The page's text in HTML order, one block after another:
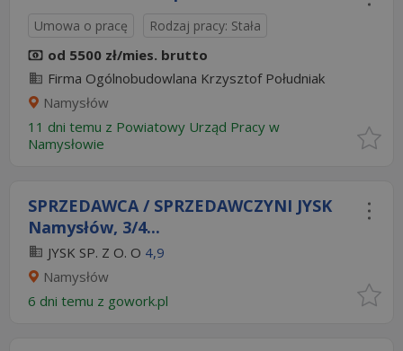
Umowa o pracę Rodzaj pracy: Stała
od 5500 zł/mies. brutto
Firma Ogólnobudowlana Krzysztof Południak
Namysłów
11 dni temu z Powiatowy Urząd Pracy w
Namysłowie
SPRZEDAWCA / SPRZEDAWCZYNI JYSK
Namysłów, 3/4...
JYSK SP. Z O. O 4,9
Namysłów
6 dni temu z gowork.pl